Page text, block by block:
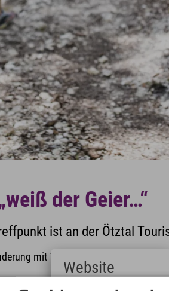
der Geier…“
ist an der Ötztal
mit 7,5 km Radstrecke und 3
Website